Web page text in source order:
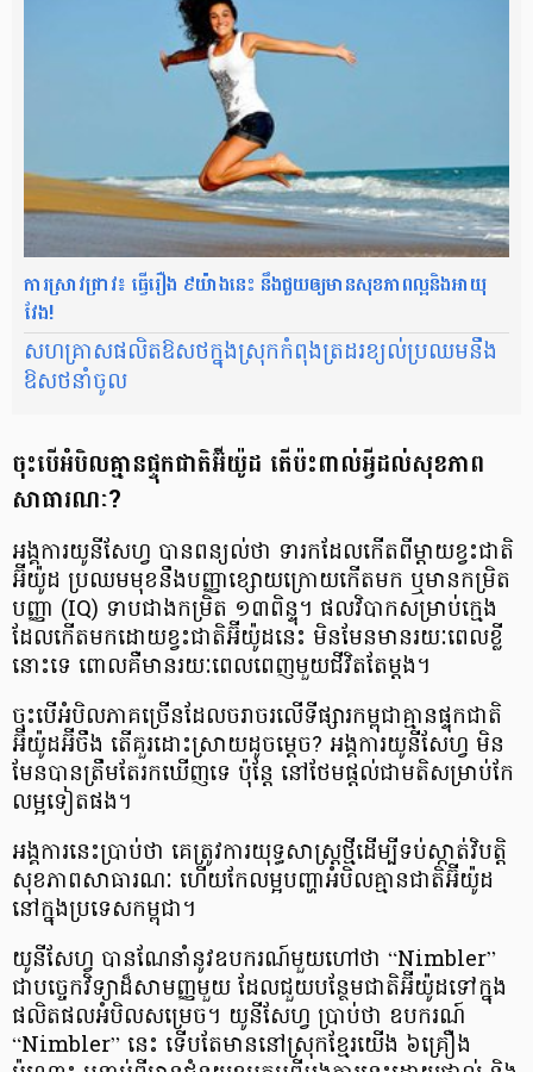
ការស្រាវជ្រាវ៖ ធ្វើរឿង ​៩យ៉ាងនេះ នឹងជួយ​ឲ្យ​​មាន​សុខភាព​ល្អ​និង​អាយុ
វែង!
សហគ្រាស​ផលិត​ឱសថ​ក្នុង​ស្រុក​កំពុង​ត្រដរ​ខ្យល់​ប្រឈម​នឹង​
ឱសថ​នាំ​ចូល
ចុះ​បើ​អំបិល​គ្មាន​ផ្ទុក​ជាតិ​អ៊ីយ៉ូដ​ តើ​ប៉ះពាល់​អ្វី​ដល់​សុខភាព​
សាធារណៈ?
អង្គការ​យូនីសែហ្វ បាន​ពន្យល់​ថា ទារក​ដែល​កើត​ពីម្ដាយ​ខ្វះ​ជាតិ​
អ៊ីយ៉ូដ ប្រឈម​មុខ​នឹង​បញ្ញា​ខ្សោយ​ក្រោយ​កើត​មក ឬ​មាន​កម្រិត​
បញ្ញា (IQ) ទាប​ជាង​កម្រិត ១៣​ពិន្ទុ។ ផល​វិបាក​សម្រាប់​ក្មេង​
ដែល​កើត​មក​ដោយ​ខ្វះ​ជាតិ​អ៊ីយ៉ូដ​នេះ មិន​មែន​មាន​រយៈពេល​ខ្លី​
នោះ​ទេ ពោល​គឺ​មាន​រយៈ​ពេល​ពេញ​មួយ​ជីវិត​តែ​ម្ដង។
ចុះ​បើ​អំបិល​ភាគ​ច្រើន​ដែល​ចរាចរ​លើ​ទីផ្សារ​កម្ពុជា​គ្មាន​ផ្ទុក​ជាតិ​
អ៊ីយ៉ូដ​អ៊ីចឹង តើ​គួរ​ដោះស្រាយ​ដូច​ម្ដេច? អង្គការ​យូនីសែហ្វ មិន​
មែន​បាន​ត្រឹមតែ​រក​ឃើញ​ទេ ប៉ុន្តែ នៅ​ថែម​ផ្ដល់​ជា​មតិ​សម្រាប់​កែ​
លម្អ​ទៀត​ផង។
អង្គការ​នេះ​ប្រាប់​ថា គេ​ត្រូវការ​យុទ្ធសាស្ត្រ​ថ្មី​ដើម្បី​ទប់​ស្កាត់​វិបត្តិ​
សុខភាព​សាធារណៈ ហើយ​កែ​លម្អ​បញ្ហា​អំបិល​គ្មាន​ជាតិ​អ៊ីយ៉ូដ​
នៅ​ក្នុង​ប្រទេស​កម្ពុជា។
យូនីសែហ្វ បាន​ណែនាំ​នូវ​ឧបករណ៍​មួយ​ហៅ​ថា “Nimbler”
ជា​បច្ចេក​វិទ្យា​ដ៏​សាមញ្ញ​មួយ ដែល​ជួយ​បន្ថែម​ជាតិ​អ៊ីយ៉ូដ​ទៅ​ក្នុង​
ផលិតផល​អំបិល​សម្រេច។ យូនីសែហ្វ ប្រាប់​ថា ឧបករណ៍
“Nimbler” នេះ ទើប​តែ​មាន​នៅ​ស្រុក​ខ្មែរ​យើង ៦​គ្រឿង​